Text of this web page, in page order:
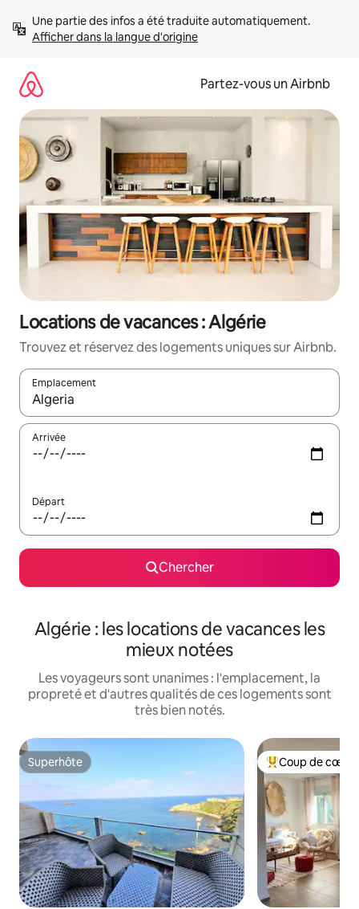
directement
Afficher dans la langue d'origine
Partez-vous un Airbnb
Locations de vacances : Algérie
Trouvez et réservez des logements uniques sur Airbnb.
Emplacement
Quand les résultats sont affichés, parcourez-les en utilisant
Arrivée
Départ
Chercher
Algérie : les locations de vacances les
mieux notées
Les voyageurs sont unanimes : l'emplacement, la
propreté et d'autres qualités de ces logements sont
très bien notés.
Superhôte
Superhôte Coup de cœur
Coup de cœur